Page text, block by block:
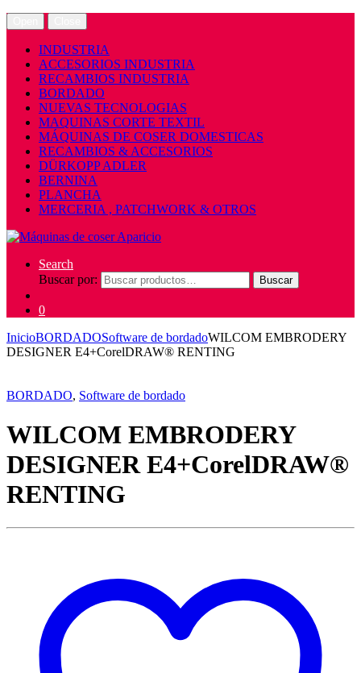
INDUSTRIA
ACCESORIOS INDUSTRIA
RECAMBIOS INDUSTRIA
BORDADO
NUEVAS TECNOLOGIAS
MAQUINAS CORTE TEXTIL
MÁQUINAS DE COSER DOMESTICAS
RECAMBIOS & ACCESORIOS
DÜRKOPP ADLER
BERNINA
PLANCHA
MERCERIA , PATCHWORK & OTROS
Search
Buscar por:
Buscar
0
InicioBORDADOSoftware de bordadoWILCOM EMBRODERY
DESIGNER E4+CorelDRAW® RENTING
BORDADO, Software de bordado
WILCOM EMBRODERY
DESIGNER E4+CorelDRAW®
RENTING